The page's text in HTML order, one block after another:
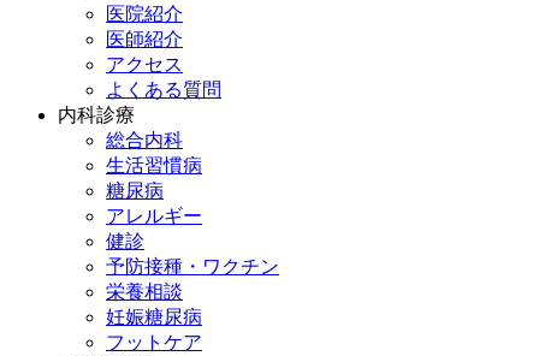
医院紹介
医師紹介
アクセス
よくある質問
内科診療
総合内科
生活習慣病
糖尿病
アレルギー
健診
予防接種・ワクチン
栄養相談
妊娠糖尿病
フットケア